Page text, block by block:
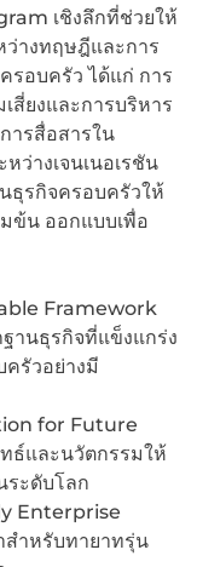
เชิงลึกที่ช่วยให้
ว่างทฤษฎีและการ
รอบครัว ได้แก่ การ
สี่ยงและการบริหาร
ารสื่อสารใน
ว่างเจนเนอเรชัน
ธุรกิจครอบครัวให้
ข้น ออกแบบเพื่อ
Framework
านธุรกิจที่แข็งแกร่ง
รัวอย่างมี
for Future
และนวัตกรรมให้
ระดับโลก
Enterprise
ำหรับทายาทรุ่น